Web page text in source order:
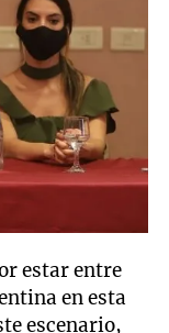
estar entre
en esta
escenario,